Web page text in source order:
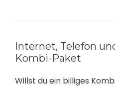
Internet, Telefon
Kombi-Paket
Willst du ein billiges